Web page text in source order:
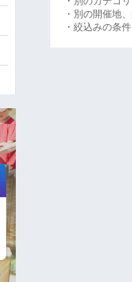
・別の開催地
・絞込みの条